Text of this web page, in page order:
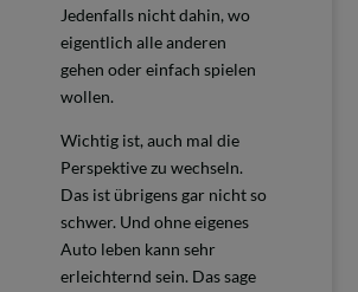
Jedenfalls nicht dahin, wo
eigentlich alle anderen
gehen oder einfach spielen
wollen.
Wichtig ist, auch mal die
Perspektive zu wechseln.
Das ist übrigens gar nicht so
schwer. Und ohne eigenes
Auto leben kann sehr
erleichternd sein. Das sage